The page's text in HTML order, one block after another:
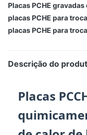
Placas PCHE
placas PCHE para
placas PCHE para
Descrição do
Placas